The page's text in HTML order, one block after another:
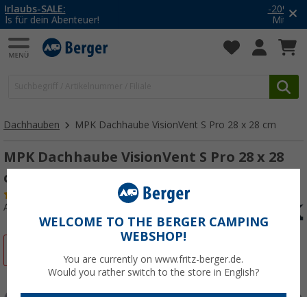
Mit dem Aktionscode
Dachhauben MPK Dachhaube VisionVent S Pro 28 x 28 cm
MPK Dachhaube VisionVent S Pro 28 x 28
cm ohne Rollo weiß
Art.-Nr.: 274680
WELCOME TO THE BERGER CAMPING
WEBSHOP!
You are currently on www.fritz-berger.de.
Would you rather switch to the store in English?